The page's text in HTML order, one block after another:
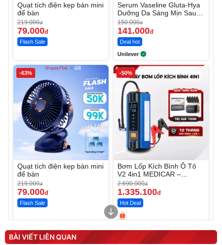
Quạt tích điện kẹp bàn mini
để bàn
219.000đ
79.000đ
Flash Sale
Serum Vaseline Gluta-Hya
Dưỡng Da Sáng Mịn Sau 7
Ngày
150.000đ
141.000đ
Deal hot
Unilever
-63%
Quạt tích điện kẹp bàn mini
để bàn
219.000đ
79.000đ
Flash Sale
-50%
Bơm Lốp Kích Bình Ô Tô
V2 4in1 MEDICAR –
12.000mAh
2.690.000đ
1.335.100đ
Hot Deal
Máy ép chậm trái cây
Elmich JEE 1855OL
Máy rửa xe cầm tay xịt rửa
cao áp có tạo bọt tuyết
BÀI VIẾT LIÊN QUAN